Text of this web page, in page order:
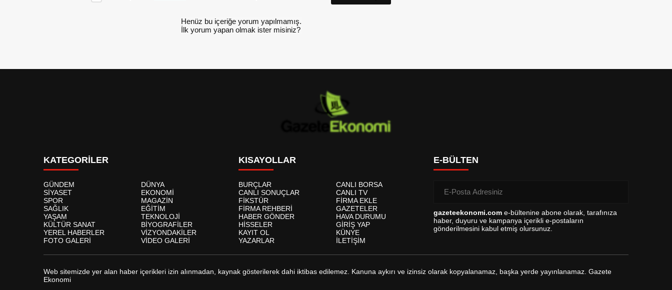
Henüz bu içeriğe yorum yapılmamış.
İlk yorum yapan olmak ister misiniz?
KATEGORİLER
GÜNDEM
DÜNYA
SİYASET
EKONOMİ
SPOR
MAGAZİN
SAĞLIK
EĞİTİM
YAŞAM
TEKNOLOJİ
KÜLTÜR SANAT
BİYOGRAFİLER
YEREL HABERLER
VİZYONDAKİLER
FOTO GALERİ
VİDEO GALERİ
KISAYOLLAR
BURÇLAR
CANLI BORSA
CANLI SONUÇLAR
CANLI TV
FİKSTÜR
FİRMA EKLE
FİRMA REHBERİ
GAZETELER
HABER GÖNDER
HAVA DURUMU
HİSSELER
GİRİŞ YAP
KAYIT OL
KÜNYE
YAZARLAR
İLETİŞİM
E-BÜLTEN
gazeteekonomi.com e-bültenine abone olarak, tarafınıza
haber, duyuru ve kampanya içerikli e-postaların
gönderilmesini kabul etmiş olursunuz.
Web sitemizde yer alan haber içerikleri izin alınmadan, kaynak gösterilerek dahi iktibas edilemez. Kanuna aykırı ve izinsiz olarak kopyalanamaz, başka yerde yayınlanamaz. Gazete
Ekonomi